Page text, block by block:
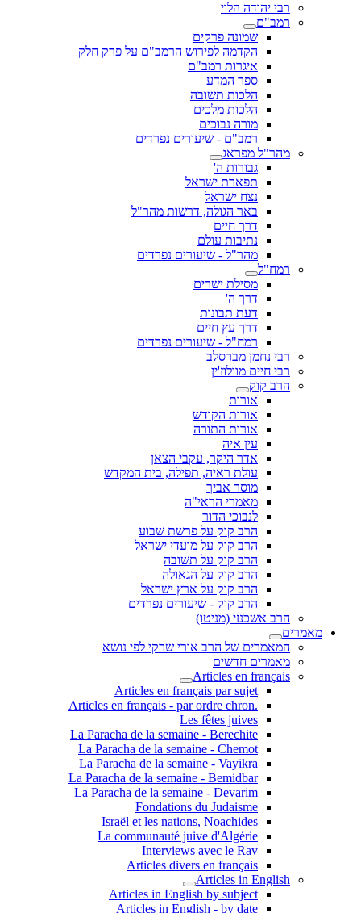
רבי יהודה הלוי
רמב"ם
שמונה פרקים
הקדמה לפירוש הרמב"ם על פרק חלק
איגרות רמב"ם
ספר המדע
הלכות תשובה
הלכות מלכים
מורה נבוכים
רמב"ם - שיעורים נפרדים
מהר"ל מפראג
גבורות ה'
תפארת ישראל
נצח ישראל
באר הגולה, דרשות מהר"ל
דרך חיים
נתיבות עולם
מהר"ל - שיעורים נפרדים
רמח"ל
מסילת ישרים
דרך ה'
דעת תבונות
דרך עץ חיים
רמח"ל - שיעורים נפרדים
רבי נחמן מברסלב
רבי חיים מוולוז'ין
הרב קוק
אורות
אורות הקודש
אורות התורה
עין איה
אדר היקר, עקבי הצאן
עולת ראיה, תפילה, בית המקדש
מוסר אביך
מאמרי הראי"ה
לנבוכי הדור
הרב קוק על פרשת שבוע
הרב קוק על מועדי ישראל
הרב קוק על תשובה
הרב קוק על הגאולה
הרב קוק על ארץ ישראל
הרב קוק - שיעורים נפרדים
הרב אשכנזי (מניטו)
מאמרים
המאמרים של הרב אורי שרקי לפי נושא
מאמרים חדשים
Articles en français
Articles en français par sujet
.Articles en français - par ordre chron
Les fêtes juives
La Paracha de la semaine - Berechite
La Paracha de la semaine - Chemot
La Paracha de la semaine - Vayikra
La Paracha de la semaine - Bemidbar
La Paracha de la semaine - Devarim
Fondations du Judaisme
Israël et les nations, Noachides
La communauté juive d'Algérie
Interviews avec le Rav
Articles divers en français
Articles in English
Articles in English by subject
Articles in English - by date